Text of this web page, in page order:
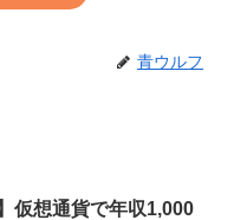
青ウルフ
仮想通貨で年収1,000